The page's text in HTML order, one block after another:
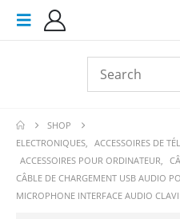
SHOP
ELECTRONIQUES, ACCESSOIRES DE
ACCESSOIRES POUR ORDINATEUR,
CÂBLE DE CHARGEMENT USB AUDIO
MICROPHONE INTERFACE AUDIO